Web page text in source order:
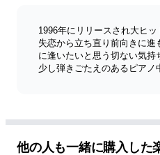
1996年にリリースされ大ヒッ
失恋から立ち直り前向きに進
に逢いたいと思う切ない気持
少し弾きごたえのあるピアノ
他の人も一緒に購入した